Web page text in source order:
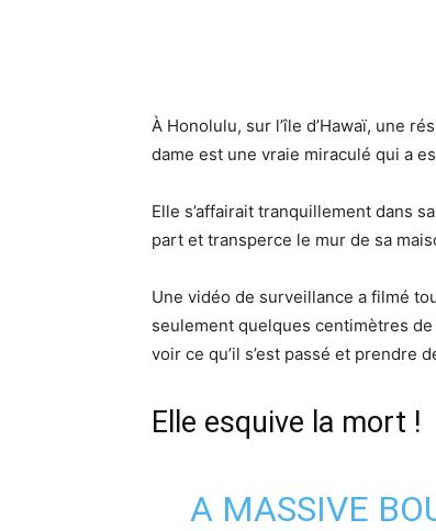
À Honolulu, sur l’île d’Hawaï, une
dame est une vraie miraculé qui a
Elle s’affairait tranquillement dans
part et transperce le mur de sa
Une vidéo de surveillance a filmé
seulement quelques centimètres
voir ce qu’il s’est passé et prendre
Elle esquive la mort !
A MASSIVE